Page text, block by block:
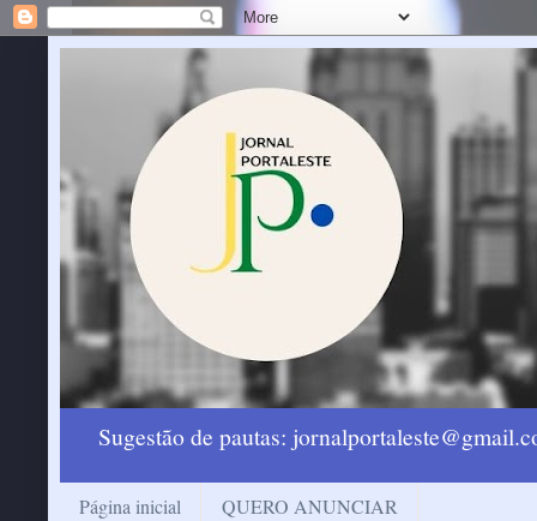
Sugestão de pautas:
Página inicial QUERO ANUNCIAR